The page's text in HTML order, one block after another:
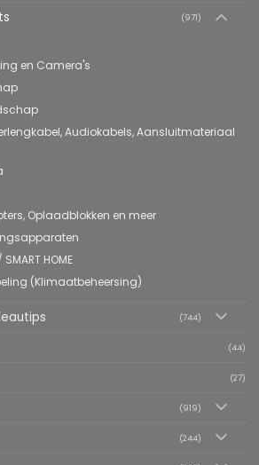
(971)
en Camera's
Audiokabels, Aansluitmateriaal
Oplaadblokken en meer
HOME
(Klimaatbeheersing)
(744)
(44)
(27)
(919)
(244)